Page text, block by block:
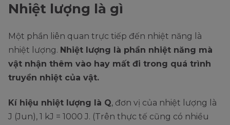
Nhiệt lượng là gì
Một phần liên quan trực tiếp đến nhiệt năng là
nhiệt lượng. Nhiệt lượng là phần nhiệt năng mà
vật nhận thêm vào hay mất đi trong quá trình
truyền nhiệt của vật.
Kí hiệu nhiệt lượng là Q, đơn vị của nhiệt lượng là
J (Jun), 1 kJ = 1000 J. (Trên thực tế cũng có nhiều